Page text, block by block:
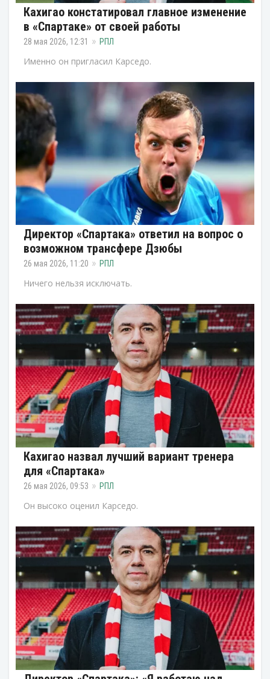
Кахигао констатировал главное изменение
в «Спартаке» от своей работы
28 мая 2026, 12:31 РПЛ
Именно он пригласил Карседо.
Директор «Спартака» ответил на вопрос о
возможном трансфере Дзюбы
26 мая 2026, 11:20 РПЛ
Ничего нельзя исключать.
Кахигао назвал лучший вариант тренера
для «Спартака»
26 мая 2026, 09:53 РПЛ
Он высоко оценил Карседо.